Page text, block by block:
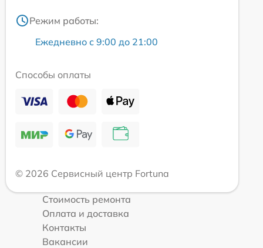
Режим работы:
Ежедневно с 9:00 до 21:00
Способы оплаты
© 2026 Сервисный центр Fortuna
Стоимость ремонта
Оплата и доставка
Контакты
Вакансии